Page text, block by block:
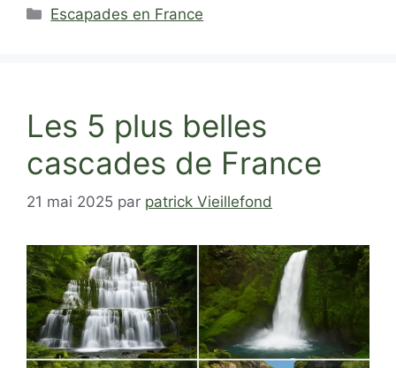
Catégories
Escapades en France
Les 5 plus belles
cascades de France
21 mai 2025 par patrick Vieillefond